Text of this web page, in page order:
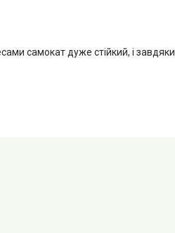
самокат дуже стійкий, і завдяки